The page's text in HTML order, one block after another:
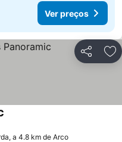
Ver preços
Partilhar
a 4.8 km de Arco